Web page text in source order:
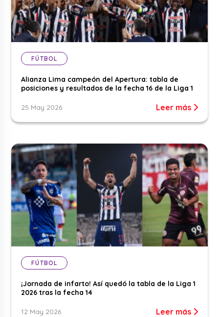
FÚTBOL
Alianza Lima campeón del Apertura: tabla de
posiciones y resultados de la fecha 16 de la Liga 1
25 May 2026 Leer más
FÚTBOL
¡Jornada de infarto! Así quedó la tabla de la Liga 1
2026 tras la fecha 14
12 May 2026 Leer más